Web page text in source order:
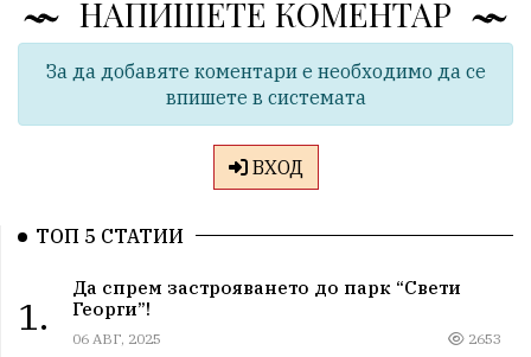
НАПИШЕТЕ КОМЕНТАР
За да добавяте коментари е необходимо да се
впишете в системата
ВХОД
ТОП 5 СТАТИИ
1.
Да спрем застрояването до парк “Свети
Георги”!
06 АВГ, 2025 2653